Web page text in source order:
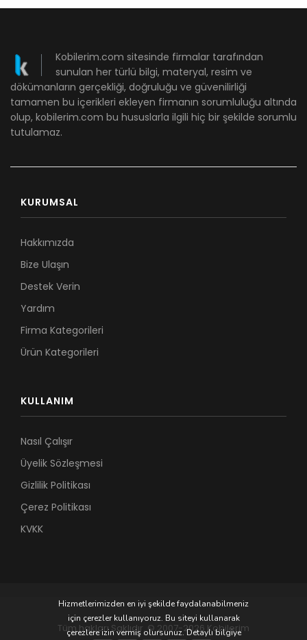
Kobilerim.com sitesinde firmalar tarafından
sunulan her türlü bilgi, materyal, resim ve
dökümanların gerçekliği, doğruluğu ve güvenilirliği
tamamen bu içerikleri ekleyen firmanın sorumluluğu altında
olup, kobilerim.com bu hususlarla ilgili hiç bir şekilde sorumlu
tutulamaz.
KURUMSAL
Hakkımızda
Bize Ulaşın
Destek Verin
Yardım
Firma Kategorileri
Ürün Kategorileri
KULLANIM
Nasıl Çalışır
Üyelik Sözleşmesi
Gizlilik Politikası
Çerez Politikası
KVKK
Tüm hakları Saklıdır. © 2007-2026 Kobilerim
Hizmetlerimizden en iyi şekilde faydalanabilmeniz
için çerezler kullanıyoruz. Bu siteyi kullanarak
çerezlere izin vermiş olursunuz. Detaylı bilgiye